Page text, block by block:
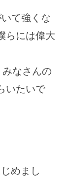
て強くな
らには偉大
なさんの
いたいで
めまし